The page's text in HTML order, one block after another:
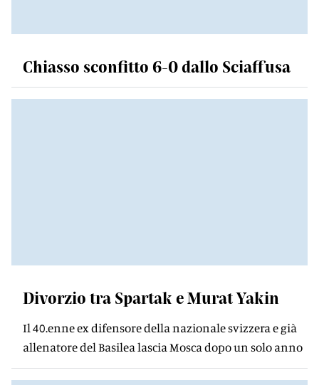
Chiasso sconfitto 6-0 dallo Sciaffusa
Divorzio tra Spartak e Murat Yakin
Il 40.enne ex difensore della nazionale svizzera e già
allenatore del Basilea lascia Mosca dopo un solo anno